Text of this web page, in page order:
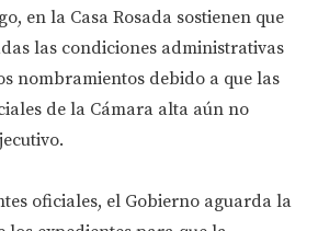
en la Casa Rosada sostienen que
las condiciones administrativas
nombramientos debido a que las
de la Cámara alta aún no
oficiales, el Gobierno aguarda la